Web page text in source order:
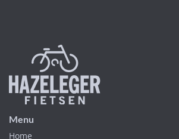
Menu
Home